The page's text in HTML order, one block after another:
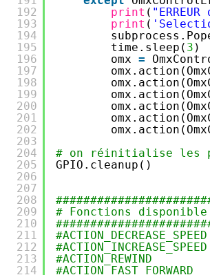
192
193
194
195
196
197
198
199
200
201
202
203
204
205
206
207
208
209
210
211
212
213
214
print (
print (
time.sleep( 3
omx =
# on réinitialise les
GPIO.cleanup()
# Fonctions
#ACTION_DECREASE_SPEED
#ACTION_INCREASE_SPEED
#ACTION_REWIND
#ACTION_FAST_FORWARD